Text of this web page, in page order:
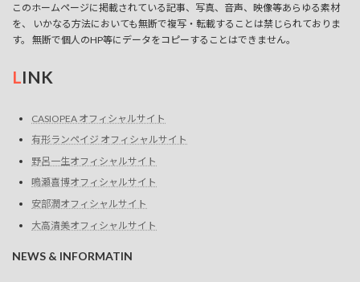
このホームページに掲載されている記事、写真、音声、映像等あらゆる素材
を、 いかなる方法においても無断で複写・転載することは禁じられておりま
す。 無断で個人のHP等にデータをコピーすることはできません。
LINK
CASIOPEA オフィシャルサイト
有形ランペイジ オフィシャルサイト
野呂一生オフィシャルサイト
鳴瀬喜博オフィシャルサイト
安部潤オフィシャルサイト
大高清美オフィシャルサイト
NEWS & INFORMATIN